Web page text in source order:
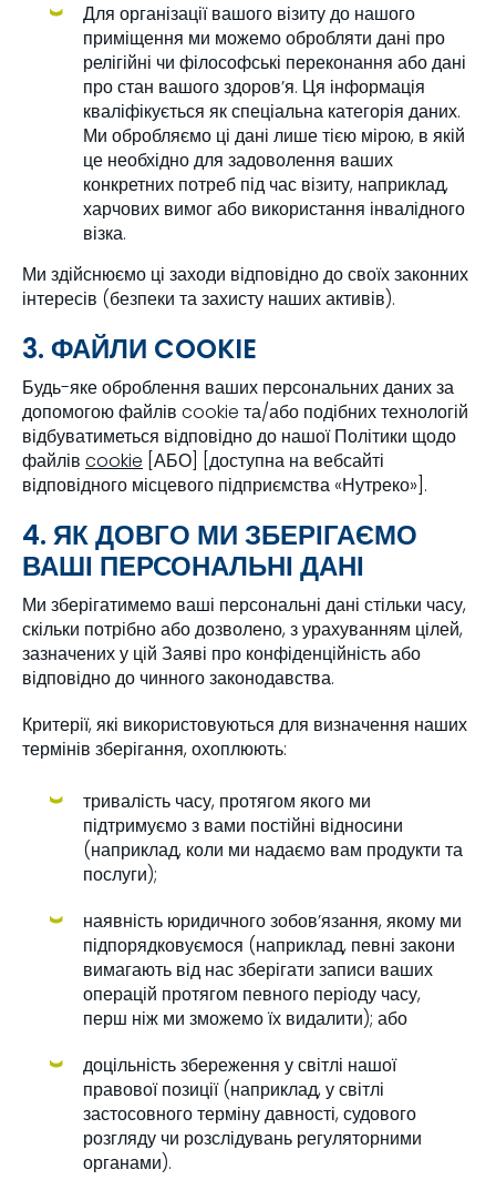
Для організації вашого візиту до нашого
приміщення ми можемо обробляти дані про
релігійні чи філософські переконання або дані
про стан вашого здоров’я. Ця інформація
кваліфікується як спеціальна категорія даних.
Ми обробляємо ці дані лише тією мірою, в якій
це необхідно для задоволення ваших
конкретних потреб під час візиту, наприклад,
харчових вимог або використання інвалідного
візка.
Ми здійснюємо ці заходи відповідно до своїх законних
інтересів (безпеки та захисту наших активів).
3. ФАЙЛИ COOKIE
Будь-яке оброблення ваших персональних даних за
допомогою файлів cookie та/або подібних технологій
відбуватиметься відповідно до нашої Політики щодо
файлів cookie [АБО] [доступна на вебсайті
відповідного місцевого підприємства «Нутреко»].
4. ЯК ДОВГО МИ ЗБЕРІГАЄМО
ВАШІ ПЕРСОНАЛЬНІ ДАНІ
Ми зберігатимемо ваші персональні дані стільки часу,
скільки потрібно або дозволено, з урахуванням цілей,
зазначених у цій Заяві про конфіденційність або
відповідно до чинного законодавства.
Критерії, які використовуються для визначення наших
термінів зберігання, охоплюють:
тривалість часу, протягом якого ми
підтримуємо з вами постійні відносини
(наприклад, коли ми надаємо вам продукти та
послуги);
наявність юридичного зобов’язання, якому ми
підпорядковуємося (наприклад, певні закони
вимагають від нас зберігати записи ваших
операцій протягом певного періоду часу,
перш ніж ми зможемо їх видалити); або
доцільність збереження у світлі нашої
правової позиції (наприклад, у світлі
застосовного терміну давності, судового
розгляду чи розслідувань регуляторними
органами).